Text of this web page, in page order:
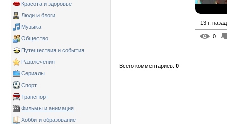
Красота и здоровье
Люди и блоги
Музыка
Общество
Путешествия и события
Развлечения
Сериалы
Спорт
Транспорт
Фильмы и анимация
Хобби и образование
13 г. назад
0
Всего комментариев: 0